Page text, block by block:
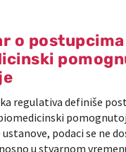
o postupcima
regulativa definiše
podaci se ne
u stvarnom